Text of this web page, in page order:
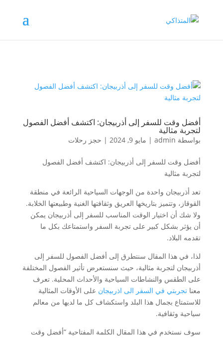
أفضل وقت للسفر إلى أذربيجان: اكتشف أفضل الفصول
لتجربة مثالية
بواسطة admin
| مايو 9, 2024 | حجز رحلات
أفضل وقت للسفر إلى أذربيجان: اكتشف أفضل الفصول
لتجربة مثالية
تعد أذربيجان واحدة من الوجهات السياحية الرائعة في منطقة
القوقاز، وتتميز بتاريخها العريق وثقافتها الغنية وطبيعتها الخلابة.
ولا شك أن اختيار الوقت المناسب للسفر إلى أذربيجان يمكن
أن يؤثر بشكل كبير على تجربة السفر واستمتاعك بكل ما
تقدمه البلاد.
لذا، في هذا المقال سنتطرق إلى أفضل الفصول للسفر إلى
أذربيجان لتجربة مثالية، حيث سنستعرض تأثير الفصول المختلفة
على الطقس والنشاطات السياحية والأحداث المحلية. تعرف
معنا تجربتي في السفر الى اذربيجان على الأوقات المثالية
للاستمتاع بجمال هذا البلد واستكشاف كل ما لديها من معالم
سياحية وثقافية.
سوف نستخدم في هذا المقال الكلمة المفتاحية “أفضل وقت